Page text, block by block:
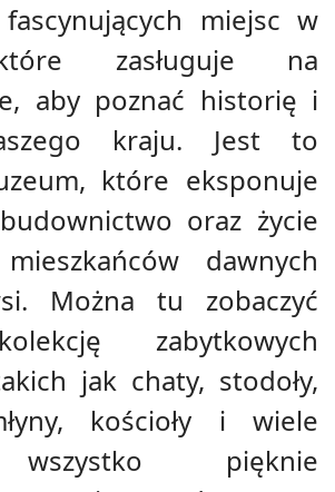
miejsc w
zasługuje na
aby poznać historię i
kraju. Jest to
które eksponuje
oraz życie
dawnych
Można tu zobaczyć
zabytkowych
jak chaty, stodoły,
kościoły i wiele
pięknie